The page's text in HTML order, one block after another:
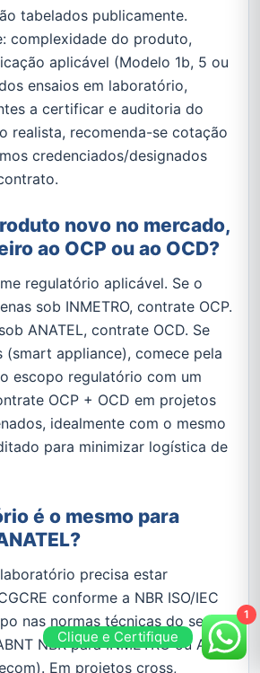
tabelados publicamente.
complexidade do produto,
aplicável (Modelo 1b, 5 ou
ensaios em laboratório,
a certificar e auditoria do
realista, recomenda-se cotação
credenciados/designados
novo no mercado,
ao OCP ou ao OCD?
regulatório aplicável. Se o
sob INMETRO, contrate OCP.
ANATEL, contrate OCD. Se
(smart appliance), comece pela
escopo regulatório com um
OCP + OCD em projetos
idealmente com o mesmo
para minimizar logística de
é o mesmo para
precisa estar
conforme a NBR ISO/IEC
nas normas técnicas do seu
NBR para INMETRO ou Atos
Em projetos cross,
1
Clique e Certifique